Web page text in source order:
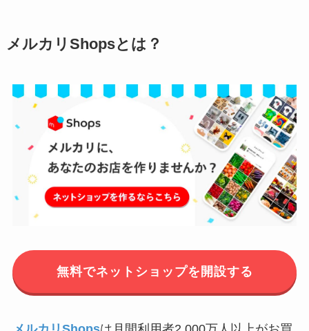
メルカリShopsとは？
無料でネットショップを開設する